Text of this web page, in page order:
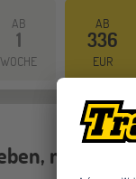
AB
1
WOCHE
AB
336
EUR
mehr